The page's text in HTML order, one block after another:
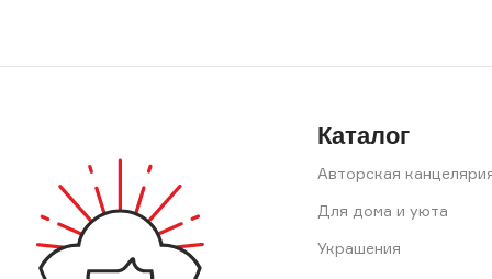
Каталог
Авторская
Для дома и уюта
Украшения